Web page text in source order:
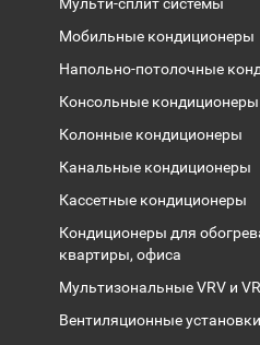
Мобильные кондиционеры
Напольно-потолочные
Консольные кондиционеры
Колонные кондиционеры
Канальные кондиционеры
Кассетные кондиционеры
Кондиционеры для
квартиры, офиса
Мультизональные VRV и
Вентиляционные установки